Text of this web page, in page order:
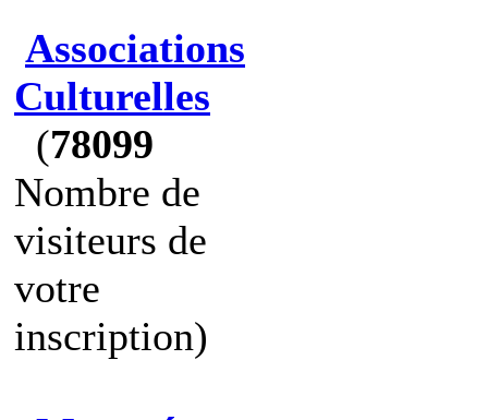
Associations
Culturelles
(78099
Nombre de
visiteurs de
votre
inscription)